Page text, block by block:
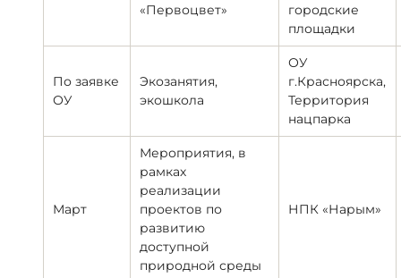
«Первоцвет»
городские
площадки
По заявке
ОУ
Экозанятия,
экошкола
ОУ
г.Красноярска,
Территория
нацпарка
Март
Мероприятия, в
рамках
реализации
проектов по
развитию
доступной
природной среды
НПК «Нарым»